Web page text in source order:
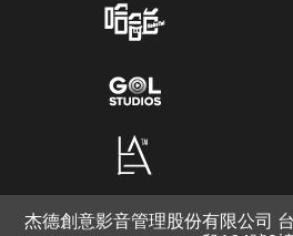
杰德創意影音管理股份有限公司